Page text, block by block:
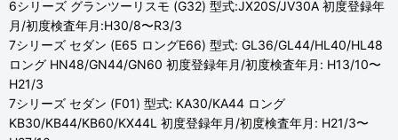
6シリーズ グランツーリスモ (G32) 型式:JX20S/JV30A 初度登録年
月/初度検査年月:H30/8〜R3/3
7シリーズ セダン (E65 ロングE66) 型式: GL36/GL44/HL40/HL48
ロング HN48/GN44/GN60 初度登録年月/初度検査年月: H13/10〜
H21/3
7シリーズ セダン (F01) 型式: KA30/KA44 ロング
KB30/KB44/KB60/KX44L 初度登録年月/初度検査年月: H21/3〜